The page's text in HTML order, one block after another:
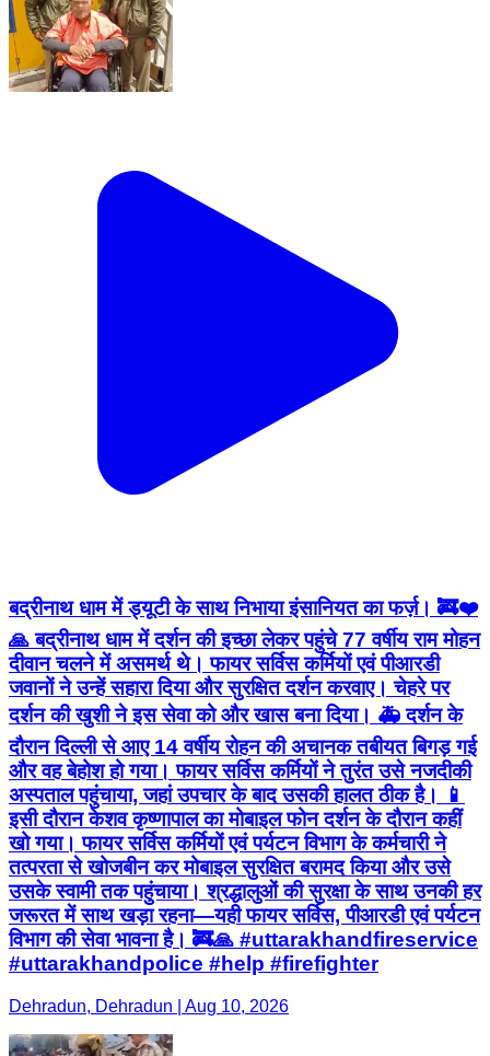
बद्रीनाथ धाम में ड्यूटी के साथ निभाया इंसानियत का फर्ज़। 🚒❤️
🙏 बद्रीनाथ धाम में दर्शन की इच्छा लेकर पहुंचे 77 वर्षीय राम मोहन
दीवान चलने में असमर्थ थे। फायर सर्विस कर्मियों एवं पीआरडी
जवानों ने उन्हें सहारा दिया और सुरक्षित दर्शन करवाए। चेहरे पर
दर्शन की खुशी ने इस सेवा को और खास बना दिया। 🚑 दर्शन के
दौरान दिल्ली से आए 14 वर्षीय रोहन की अचानक तबीयत बिगड़ गई
और वह बेहोश हो गया। फायर सर्विस कर्मियों ने तुरंत उसे नजदीकी
अस्पताल पहुंचाया, जहां उपचार के बाद उसकी हालत ठीक है। 📱
इसी दौरान केशव कृष्णापाल का मोबाइल फोन दर्शन के दौरान कहीं
खो गया। फायर सर्विस कर्मियों एवं पर्यटन विभाग के कर्मचारी ने
तत्परता से खोजबीन कर मोबाइल सुरक्षित बरामद किया और उसे
उसके स्वामी तक पहुंचाया। श्रद्धालुओं की सुरक्षा के साथ उनकी हर
जरूरत में साथ खड़ा रहना—यही फायर सर्विस, पीआरडी एवं पर्यटन
विभाग की सेवा भावना है। 🚒🙏 #uttarakhandfireservice
#uttarakhandpolice #help #firefighter
Dehradun, Dehradun | Aug 10, 2026